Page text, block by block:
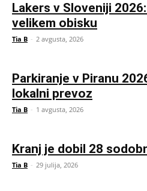
Lakers v Sloveniji
velikem obisku
Tia B - 2 avgusta, 2026
Parkiranje v Piranu
lokalni prevoz
Tia B - 1 avgusta, 2026
Kranj je dobil 28
Tia B - 29 julija, 2026